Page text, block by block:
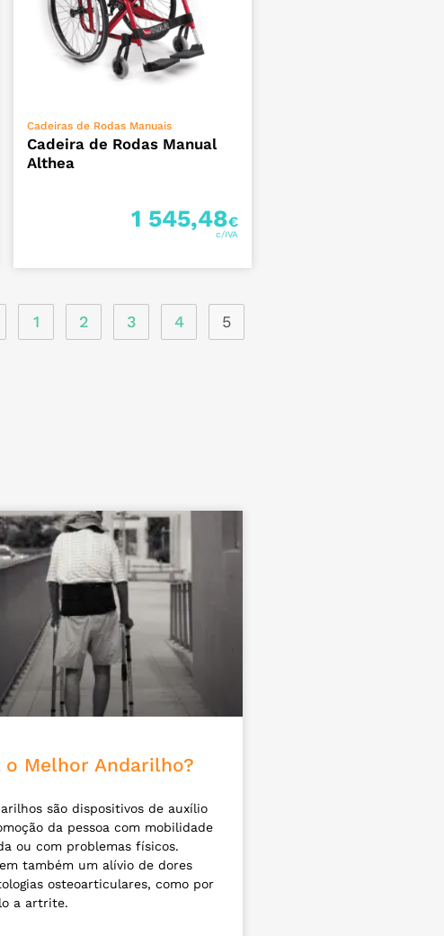
ADICIONAR
Cadeiras de Rodas Manuais
Cadeira de Rodas Manual
Althea
1 545,48€
1 2 3 4 5
o Melhor Andarilho?
são dispositivos de auxílio
da pessoa com mobilidade
ou com problemas físicos.
também um alívio de dores
osteoarticulares, como por
a artrite.